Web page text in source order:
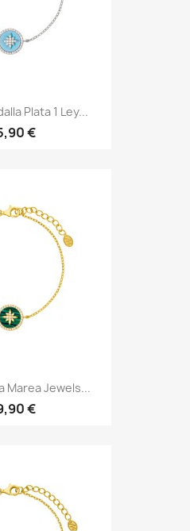
Plata 1 Ley...
€
Marea Jewels...
€